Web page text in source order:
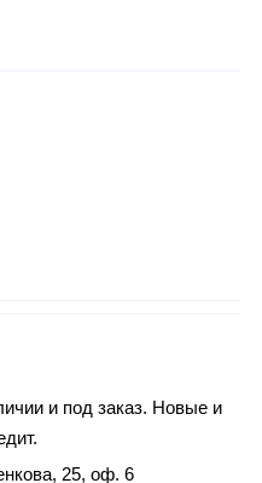
и под заказ. Новые и
25, оф. 6